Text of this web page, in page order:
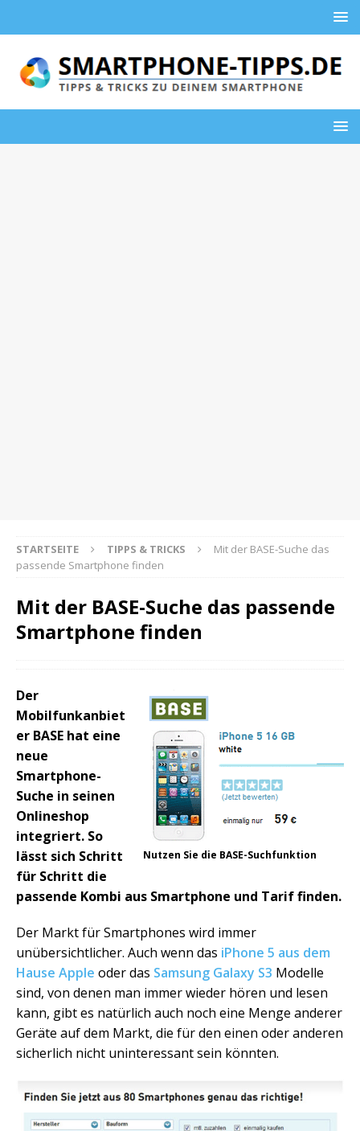
STARTSEITE TIPPS & TRICKS
Mit der BASE-Suche das
passende Smartphone finden
Mit der BASE-Suche das passende
Smartphone finden
Nutzen Sie die BASE-Suchfunktion
Der
Mobilfunkanbiet
er BASE hat eine
neue
Smartphone-
Suche in seinen
Onlineshop
integriert. So
lässt sich Schritt
für Schritt die
passende Kombi aus Smartphone und Tarif finden.
Der Markt für Smartphones wird immer
unübersichtlicher. Auch wenn das iPhone 5 aus dem
Hause Apple oder das Samsung Galaxy S3 Modelle
sind, von denen man immer wieder hören und lesen
kann, gibt es natürlich auch noch eine Menge anderer
Geräte auf dem Markt, die für den einen oder anderen
sicherlich nicht uninteressant sein könnten.